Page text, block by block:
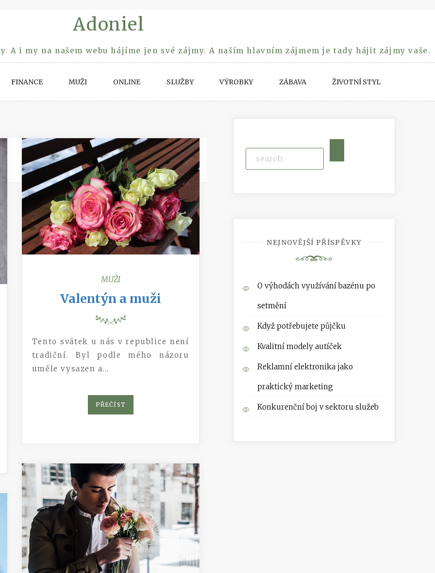
Adoniel
A i my na našem webu hájíme jen své zájmy. A naším hlavním zájmem je tady hájit zájmy vaše.
FINANCE MUŽI ONLINE SLUŽBY VÝROBKY ZÁBAVA ŽIVOTNÍ STYL
MUŽI
Valentýn a muži
Tento svátek u nás v republice není
tradiční. Byl podle mého názoru
uměle vysazen a…
PŘEČÍST
NEJNOVĚJŠÍ PŘÍSPĚVKY
O výhodách využívání bazénu po
setmění
Když potřebujete půjčku
Kvalitní modely autíček
Reklamní elektronika jako
praktický marketing
Konkurenční boj v sektoru služeb